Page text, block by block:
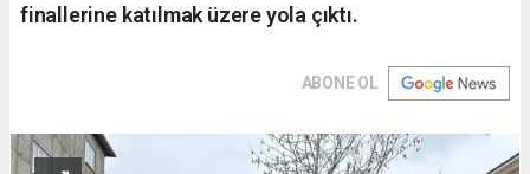
finallerine katılmak üzere yola çıktı.
ABONE OL